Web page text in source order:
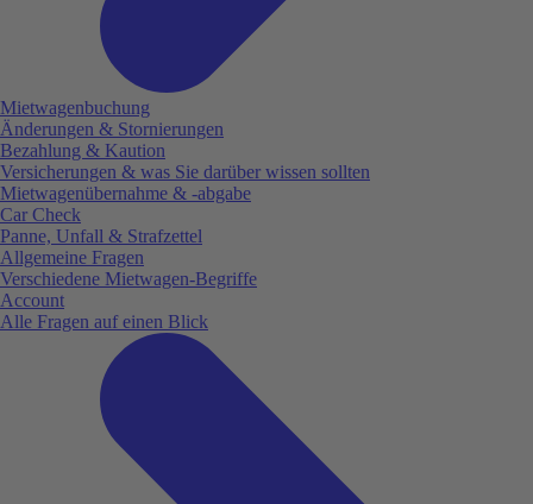
Mietwagenbuchung
Änderungen & Stornierungen
Bezahlung & Kaution
Versicherungen & was Sie darüber wissen sollten
Mietwagenübernahme & -abgabe
Car Check
Panne, Unfall & Strafzettel
Allgemeine Fragen
Verschiedene Mietwagen-Begriffe
Account
Alle Fragen auf einen Blick